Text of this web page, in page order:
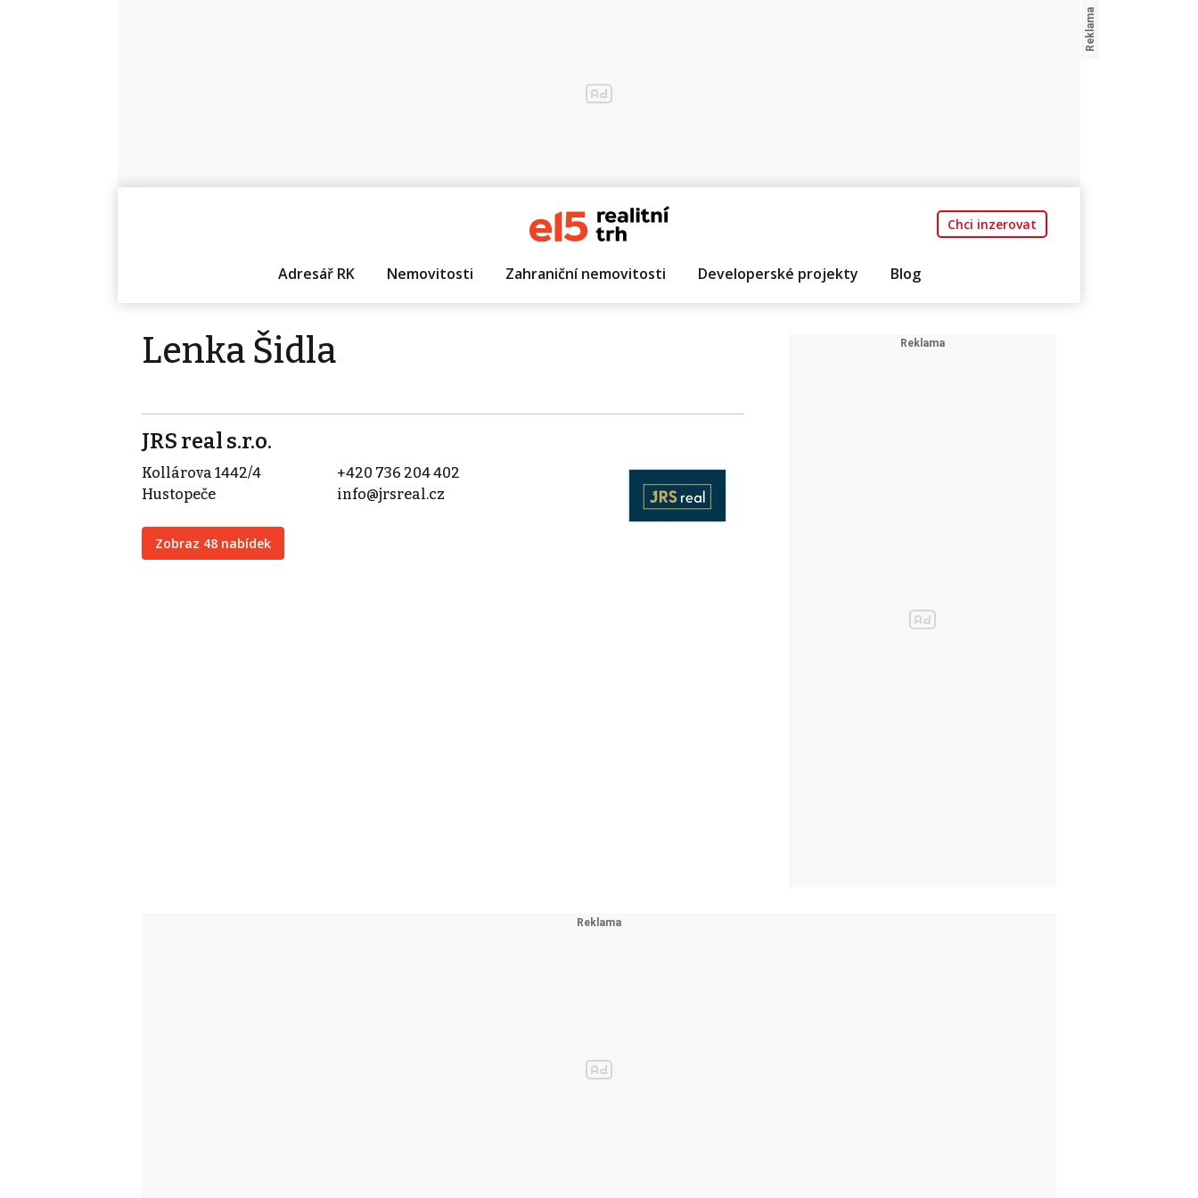
Chci inzerovat
Adresář RK Nemovitosti Zahraniční nemovitosti Developerské projekty Blog
Lenka Šidla
JRS real s.r.o.
Kollárova 1442/4
Hustopeče
Zobraz 48 nabídek
+420 736 204 402
info@jrsreal.cz